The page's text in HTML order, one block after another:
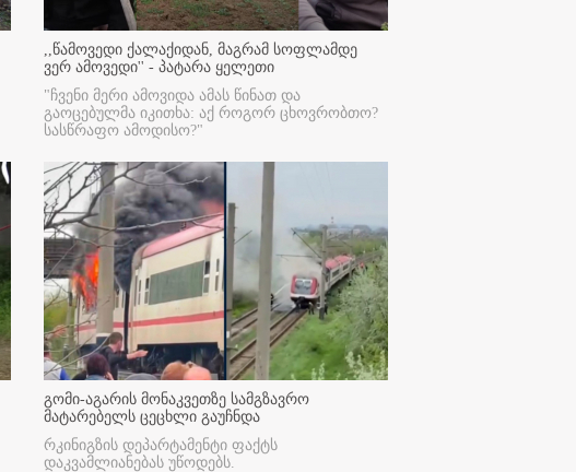
,,წამოვედი ქალაქიდან, მაგრამ სოფლამდე
ვერ ამოვედი'' - პატარა ყელეთი
"ჩვენი მერი ამოვიდა ამას წინათ და
გაოცებულმა იკითხა: აქ როგორ ცხოვრობთო?
სასწრაფო ამოდისო?"
გომი-აგარის მონაკვეთზე სამგზავრო
მატარებელს ცეცხლი გაუჩნდა
რკინიგზის დეპარტამენტი ფაქტს
დაკვამლიანებას უწოდებს.